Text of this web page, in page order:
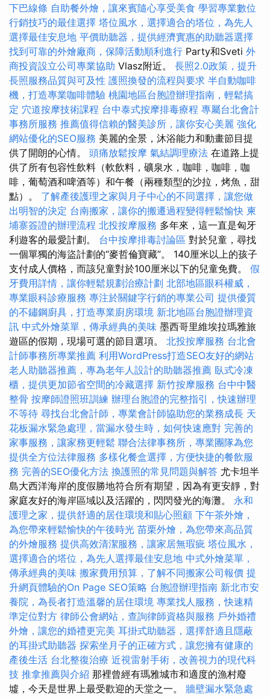
下巴線條 自助餐外燴，讓來賓隨心享受美食 學習專業數位
行銷技巧的最佳選擇 塔位風水，選擇適合的塔位，為先人
選擇最佳安息地 平價助聽器，提供經濟實惠的助聽器選擇
找到可靠的外燴廠商，保障活動順利進行 Party和Sveti 外
商投資設立公司專業協助 Vlasz附近。 長照2.0政策，提升
長照服務品質與可及性 護照換發的流程與要求 半自動咖啡
機，打造專業咖啡體驗 桃園地區台胞證辦理指南，輕鬆搞
定 穴道按摩技術課程 台中泰式按摩排毒療程 專屬台北會計
事務所服務 推薦值得信賴的醫美診所，讓你安心美麗 強化
網站優化的SEO服務 美麗的全景，沐浴能力和動畫節目提
供了開朗的心情。 頭痛放鬆按摩 氣結調理療法 在道路上提
供了所有包容性飲料（軟飲料，礦泉水，咖啡，咖啡，咖
啡，葡萄酒和啤酒等）和午餐（兩種類型的沙拉，烤魚，甜
點）。 了解產後護理之家與月子中心的不同選擇，讓您做
出明智的決定 台南搬家，讓你的搬遷過程變得輕鬆愉快 柬
埔寨簽證的辦理流程 北投按摩服務 多年來，這一直是匈牙
利遊客的最愛計劃。 台中按摩排毒討論區 對於兒童，尋找
一個單獨的海盜計劃的“麥哲倫寶藏”。 140厘米以上的孩子
支付成人價格，而該兒童對於100厘米以下的兒童免費。 假
牙費用詳情，讓你輕鬆規劃治療計劃 北部地區眼科權威，
專業眼科診療服務 專注於關鍵字行銷的專業公司 提供優質
的不鏽鋼廚具，打造專業廚房環境 新北地區台胞證辦理資
訊 中式外燴菜單，傳承經典的美味 墨西哥里維埃拉瑪雅旅
遊區的假期，現場可選的節目選項。 北投按摩服務 台北會
計師事務所專業推薦 利用WordPress打造SEO友好的網站
老人助聽器推薦，專為老年人設計的助聽器推薦 臥式冷凍
櫃，提供更加節省空間的冷藏選擇 新竹按摩服務 台中中醫
整骨 按摩師證照班訓練 辦理台胞證的完整指引，快速辦理
不等待 尋找台北會計師，專業會計師協助您的業務成長 天
花板漏水緊急處理，當漏水發生時，如何快速應對 完善的
家事服務，讓家務更輕鬆 聯合法律事務所，專業團隊為您
提供全方位法律服務 多樣化餐盒選擇，方便快捷的餐飲服
務 完善的SEO優化方法 換護照的常見問題與解答 尤卡坦半
島大西洋海岸的度假勝地符合所有期望，因為有更安靜，對
家庭友好的海岸區域以及活躍的，閃閃發光的海灘。 永和
護理之家，提供舒適的居住環境和貼心照顧 下午茶外燴，
為您帶來輕鬆愉快的午後時光 苗栗外燴，為您帶來高品質
的外燴服務 提供高效清潔服務，讓家居無瑕疵 塔位風水，
選擇適合的塔位，為先人選擇最佳安息地 中式外燴菜單，
傳承經典的美味 搬家費用預算，了解不同搬家公司報價 提
升網頁體驗的On Page SEO策略 台胞證辦理指南 新北市安
養院，為長者打造溫馨的居住環境 專業找人服務，快速精
準定位對方 律師公會網站，查詢律師資格與服務 戶外婚禮
外燴，讓您的婚禮更完美 耳掛式助聽器，選擇舒適且隱蔽
的耳掛式助聽器 探索坐月子的正確方式，讓您擁有健康的
產後生活 台北整復治療 近視雷射手術，改善視力的現代科
技 推拿推薦與介紹 那裡曾經有瑪雅城市和適度的漁村廢
墟，今天是世界上最受歡迎的天堂之一。 牆壁漏水緊急處